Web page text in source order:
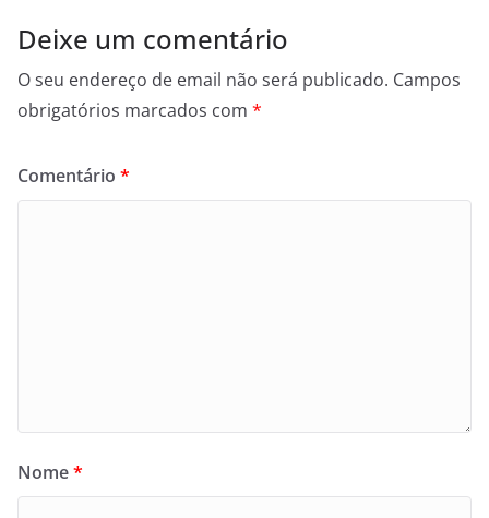
Deixe um comentário
O seu endereço de email não será publicado. Campos
obrigatórios marcados com *
Comentário *
Nome*